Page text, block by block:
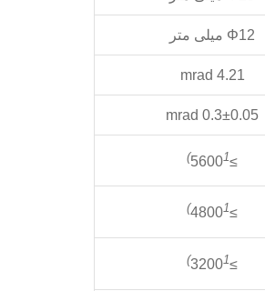
Φ12 میلی متر
4.21 mrad
0.3±0.05 mrad
≥5600
1)
≥4800
1)
≥3200
1)